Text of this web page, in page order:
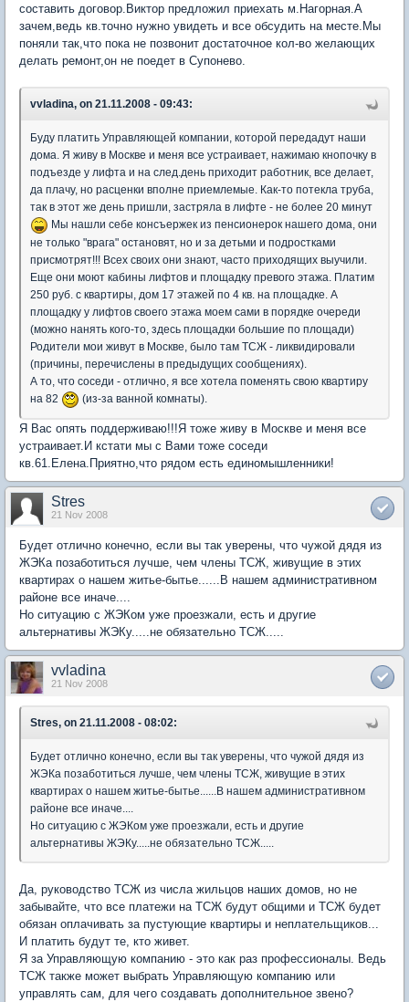
составить договор.Виктор предложил приехать м.Нагорная.А
зачем,ведь кв.точно нужно увидеть и все обсудить на месте.Мы
поняли так,что пока не позвонит достаточное кол-во желающих
делать ремонт,он не поедет в Супонево.
vvladina, on 21.11.2008 - 09:43:
Буду платить Управляющей компании, которой передадут наши
дома. Я живу в Москве и меня все устраивает, нажимаю кнопочку в
подъезде у лифта и на след.день приходит работник, все делает,
да плачу, но расценки вполне приемлемые. Как-то потекла труба,
так в этот же день пришли, застряла в лифте - не более 20 минут
Мы нашли себе консъержек из пенсионерок нашего дома, они
не только "врага" остановят, но и за детьми и подростками
присмотрят!!! Всех своих они знают, часто приходящих выучили.
Еще они моют кабины лифтов и площадку превого этажа. Платим
250 руб. с квартиры, дом 17 этажей по 4 кв. на площадке. А
площадку у лифтов своего этажа моем сами в порядке очереди
(можно нанять кого-то, здесь площадки большие по площади)
Родители мои живут в Москве, было там ТСЖ - ликвидировали
(причины, перечислены в предыдущих сообщениях).
А то, что соседи - отлично, я все хотела поменять свою квартиру
на 82
(из-за ванной комнаты).
Я Вас опять поддерживаю!!!Я тоже живу в Москве и меня все
устраивает.И кстати мы с Вами тоже соседи
кв.61.Елена.Приятно,что рядом есть единомышленники!
Stres
21 Nov 2008
Будет отлично конечно, если вы так уверены, что чужой дядя из
ЖЭКа позаботиться лучше, чем члены ТСЖ, живущие в этих
квартирах о нашем житье-бытье......В нашем административном
районе все иначе....
Но ситуацию с ЖЭКом уже проезжали, есть и другие
альтернативы ЖЭКу.....не обязательно ТСЖ.....
vvladina
21 Nov 2008
Stres, on 21.11.2008 - 08:02:
Будет отлично конечно, если вы так уверены, что чужой дядя из
ЖЭКа позаботиться лучше, чем члены ТСЖ, живущие в этих
квартирах о нашем житье-бытье......В нашем административном
районе все иначе....
Но ситуацию с ЖЭКом уже проезжали, есть и другие
альтернативы ЖЭКу.....не обязательно ТСЖ.....
Да, руководство ТСЖ из числа жильцов наших домов, но не
забывайте, что все платежи на ТСЖ будут общими и ТСЖ будет
обязан оплачивать за пустующие квартиры и неплательщиков...
И платить будут те, кто живет.
Я за Управляющую компанию - это как раз профессионалы. Ведь
ТСЖ также может выбрать Управляющую компанию или
управлять сам, для чего создавать дополнительное звено?